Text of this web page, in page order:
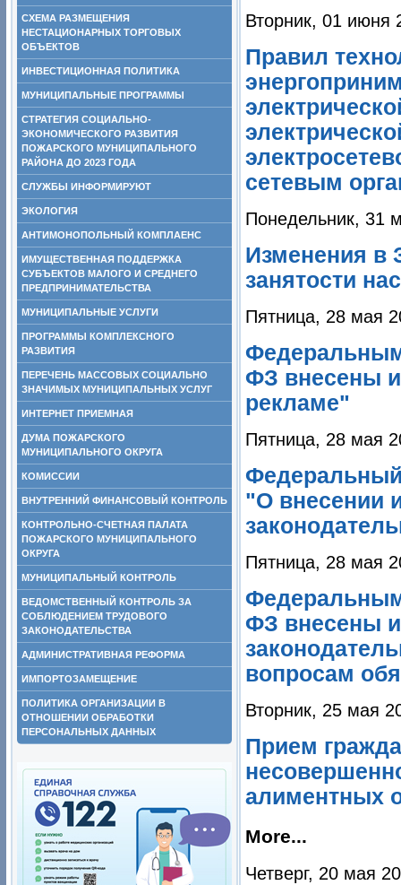
СХЕМА РАЗМЕЩЕНИЯ
НЕСТАЦИОНАРНЫХ ТОРГОВЫХ
ОБЪЕКТОВ
ИНВЕСТИЦИОННАЯ ПОЛИТИКА
МУНИЦИПАЛЬНЫЕ ПРОГРАММЫ
СТРАТЕГИЯ СОЦИАЛЬНО-
ЭКОНОМИЧЕСКОГО РАЗВИТИЯ
ПОЖАРСКОГО МУНИЦИПАЛЬНОГО
РАЙОНА ДО 2023 ГОДА
СЛУЖБЫ ИНФОРМИРУЮТ
ЭКОЛОГИЯ
АНТИМОНОПОЛЬНЫЙ КОМПЛАЕНС
ИМУЩЕСТВЕННАЯ ПОДДЕРЖКА
СУБЪЕКТОВ МАЛОГО И СРЕДНЕГО
ПРЕДПРИНИМАТЕЛЬСТВА
МУНИЦИПАЛЬНЫЕ УСЛУГИ
ПРОГРАММЫ КОМПЛЕКСНОГО
РАЗВИТИЯ
ПЕРЕЧЕНЬ МАССОВЫХ СОЦИАЛЬНО
ЗНАЧИМЫХ МУНИЦИПАЛЬНЫХ УСЛУГ
ИНТЕРНЕТ ПРИЕМНАЯ
ДУМА ПОЖАРСКОГО
МУНИЦИПАЛЬНОГО ОКРУГА
КОМИССИИ
ВНУТРЕННИЙ ФИНАНСОВЫЙ КОНТРОЛЬ
КОНТРОЛЬНО-СЧЕТНАЯ ПАЛАТА
ПОЖАРСКОГО МУНИЦИПАЛЬНОГО
ОКРУГА
МУНИЦИПАЛЬНЫЙ КОНТРОЛЬ
ВЕДОМСТВЕННЫЙ КОНТРОЛЬ ЗА
СОБЛЮДЕНИЕМ ТРУДОВОГО
ЗАКОНОДАТЕЛЬСТВА
АДМИНИСТРАТИВНАЯ РЕФОРМА
ИМПОРТОЗАМЕЩЕНИЕ
ПОЛИТИКА ОРГАНИЗАЦИИ В
ОТНОШЕНИИ ОБРАБОТКИ
ПЕРСОНАЛЬНЫХ ДАННЫХ
Вторник, 01 июня
Правил
сетевым
Понедельник, 31
Изменения в
занятости
Пятница, 28 мая
Федеральным
ФЗ внесены
рекламе"
Пятница, 28 мая
Федеральный
"О внесении
Пятница, 28 мая
Федеральным
ФЗ внесены
вопросам
Вторник, 25 мая
Прием
алиментных
More...
Четверг, 20 мая